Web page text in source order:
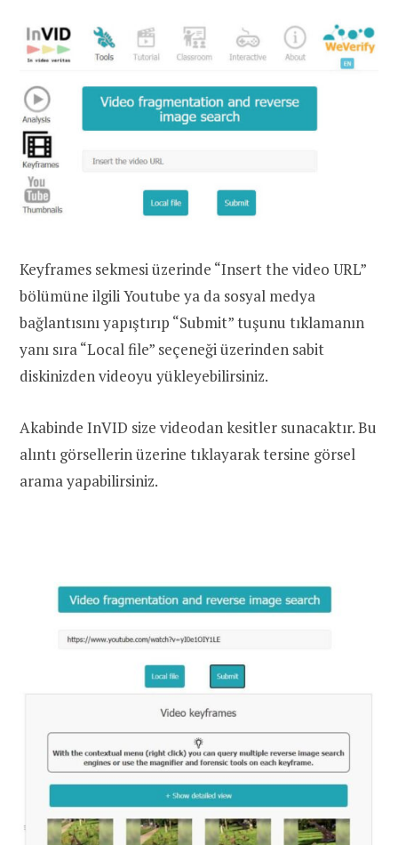
Keyframes sekmesi üzerinde “Insert the video URL”
bölümüne ilgili Youtube ya da sosyal medya
bağlantısını yapıştırıp “Submit” tuşunu tıklamanın
yanı sıra “Local file” seçeneği üzerinden sabit
diskinizden videoyu yükleyebilirsiniz.
Akabinde InVID size videodan kesitler sunacaktır. Bu
alıntı görsellerin üzerine tıklayarak tersine görsel
arama yapabilirsiniz.